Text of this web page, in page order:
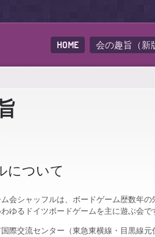
HOME 会の趣旨（新
について
会シャッフルは、ボードゲーム歴数年
ゆるドイツボードゲームを主に遊ぶ会で
際交流センター（東急東横線・目黒線元